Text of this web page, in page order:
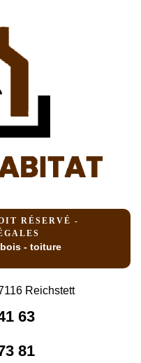
RÉSERVÉ -
- toiture
Reichstett
63
81